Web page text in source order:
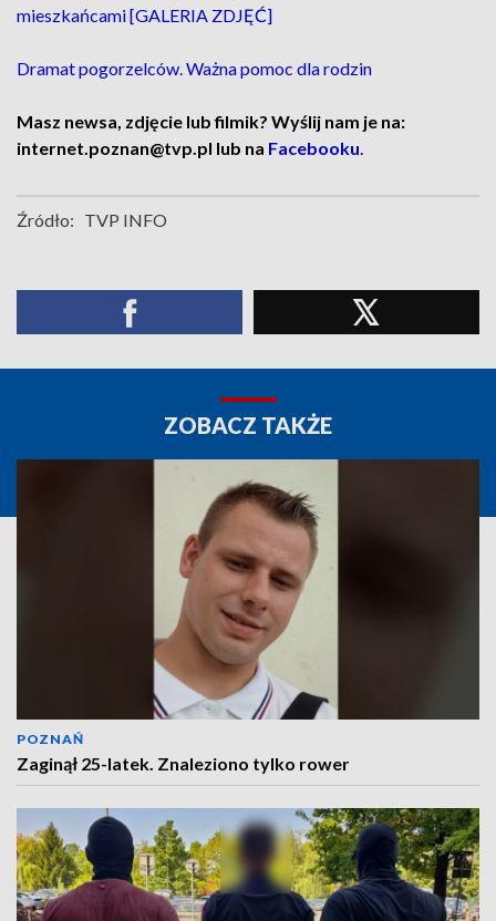
mieszkańcami [GALERIA ZDJĘĆ]
Dramat pogorzelców. Ważna pomoc dla rodzin
Masz newsa, zdjęcie lub filmik? Wyślij nam je na:
internet.poznan@tvp.pl lub na Facebooku.
Źródło: TVP INFO
ZOBACZ TAKŻE
POZNAŃ
Zaginął 25-latek. Znaleziono tylko rower